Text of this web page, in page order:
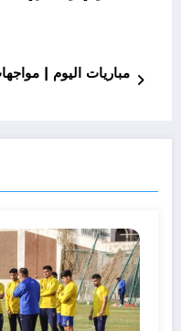
مباريات اليوم |